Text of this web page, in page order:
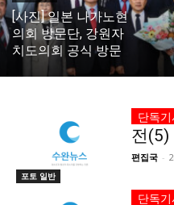
커뮤니티
서비스 & 앱
수완뉴스 추천 서비스
커뮤니티
서비스 & 앱
수완뉴스 추천 서비스
[사진] 일본 나가노현
의회 방문단, 강원자
치도의회 공식 방문
포토 일반
전(5)
편집국 -